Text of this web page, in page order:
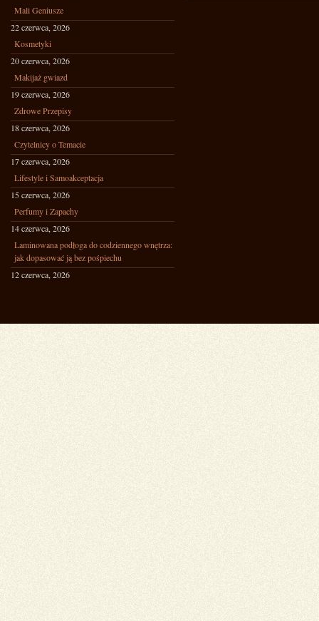
Mali Geniusze
22 czerwca, 2026
Kosmetyki
20 czerwca, 2026
Makijaż gwiazd
19 czerwca, 2026
Zdrowe Przepisy
18 czerwca, 2026
Czytelnicy o Temacie
17 czerwca, 2026
Lifestyle i Samoakceptacja
15 czerwca, 2026
Perfumy i Zapachy
14 czerwca, 2026
Laminowana podłoga do codziennego wnętrza:
jak dopasować ją bez pośpiechu
12 czerwca, 2026